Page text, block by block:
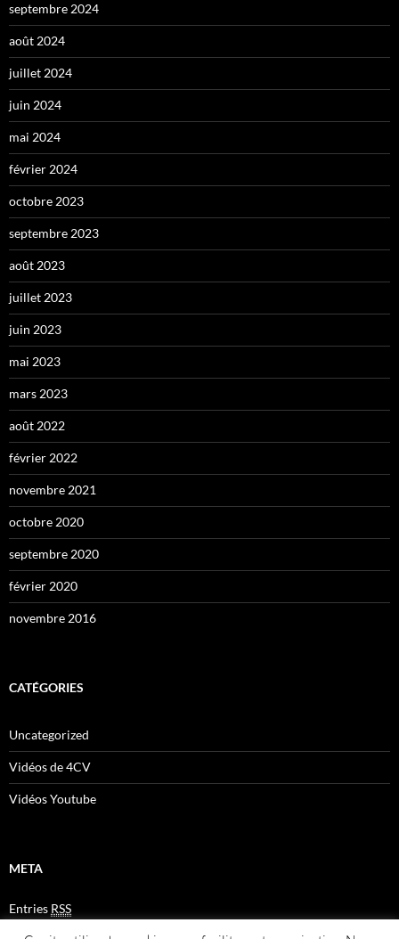
septembre 2024
août 2024
juillet 2024
juin 2024
mai 2024
février 2024
octobre 2023
septembre 2023
août 2023
juillet 2023
juin 2023
mai 2023
mars 2023
août 2022
février 2022
novembre 2021
octobre 2020
septembre 2020
février 2020
novembre 2016
CATÉGORIES
Uncategorized
Vidéos de 4CV
Vidéos Youtube
META
Entries RSS
CommentsRSS